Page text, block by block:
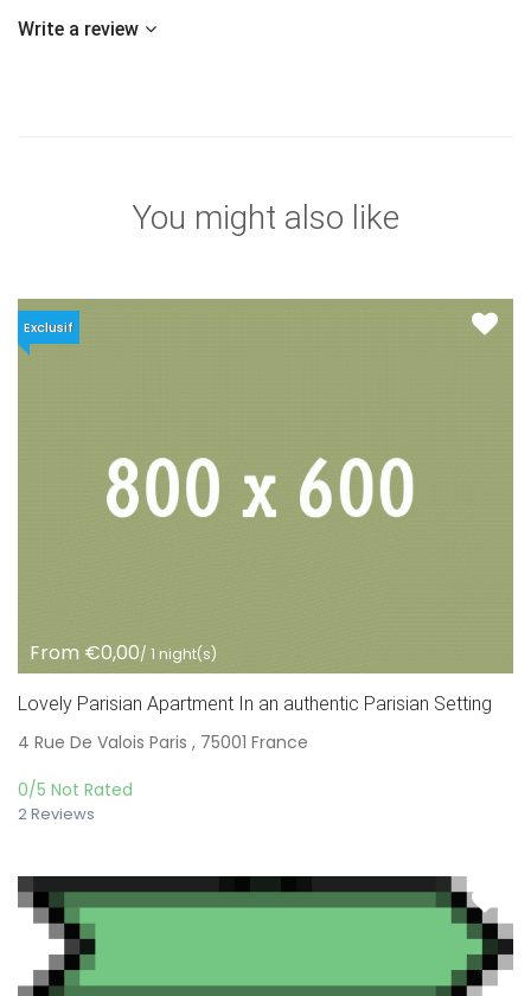
Write a review
You might also like
Exclusif
From €0,00/ 1 night(s)
Lovely Parisian Apartment In an authentic Parisian Setting
4 Rue De Valois Paris , 75001 France
0/5 Not Rated
2 Reviews